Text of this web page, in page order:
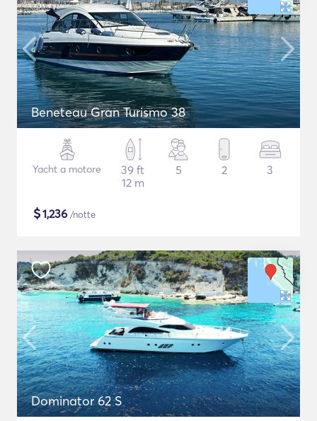
Beneteau Gran Turismo 38
Yacht a motore
39 ft
12 m
5 2 3
$1,236 /notte
Dominator 62 S